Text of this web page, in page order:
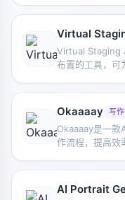
Virtual
Virtual Staging
布置的工具，可
Okaaaay 写
Okaaaay是一款
作流程，提高效
AI Portrait